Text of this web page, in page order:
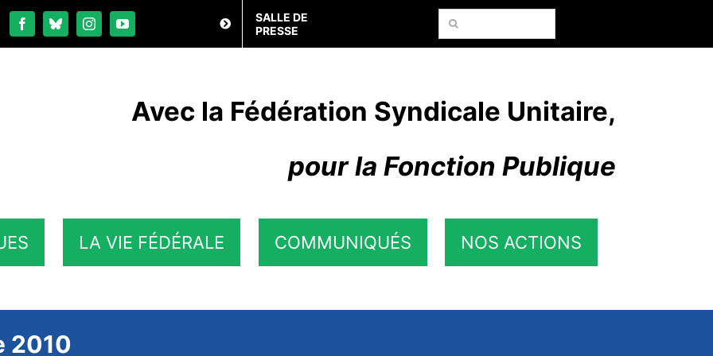
SALLE DE
PRESSE
Rechercher:
Avec la Fédération Syndicale Unitaire,
pour la Fonction Publique
LA VIE FÉDÉRALE COMMUNIQUÉS NOS ACTIONS
2010